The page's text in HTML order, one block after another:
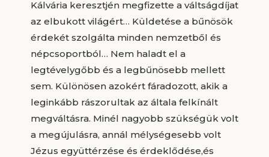
Kálvária keresztjén megfizette a váltságdíjat
az elbukott világért… Küldetése a bűnösök
érdekét szolgálta minden nemzetből és
népcsoportból… Nem haladt el a
legtévelygőbb és a legbűnösebb mellett
sem. Különösen azokért fáradozott, akik a
leginkább rászorultak az általa felkínált
megváltásra. Minél nagyobb szükségük volt
a megújulásra, annál mélységesebb volt
Jézus együttérzése és érdeklődése,és